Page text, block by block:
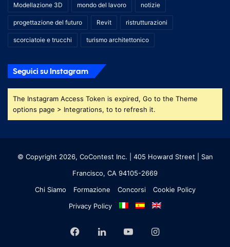
Modellazione 3D mondo del lavoro notizie
progettazione del futuro Revit ristrutturazioni
scorciatoie e trucchi turismo architettonico
Seguici su Instagram
The Instagram Access Token is expired, Go to the Theme
options page > Integrations, to to refresh it.
© Copyright 2026, CoContest Inc. | 405 Howard Street | San
Francisco, CA 94105-2669
Chi Siamo
Formazione Concorsi
Cookie Policy
Privacy Policy
FacebookLinkedInYouTubeInstagram